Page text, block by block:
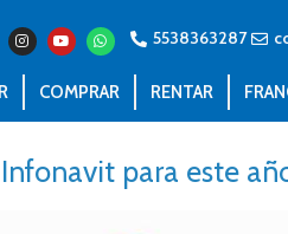
5538363287
COMPRAR RENTAR
para este